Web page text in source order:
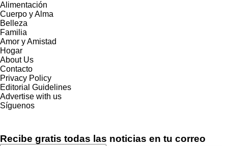
Alimentación
Cuerpo y Alma
Belleza
Familia
Amor y Amistad
Hogar
About Us
Contacto
Privacy Policy
Editorial Guidelines
Advertise with us
Síguenos
Recibe gratis todas las noticias en tu correo